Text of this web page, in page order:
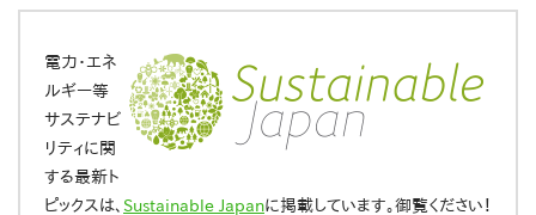
電力・エネ
ルギー等
サステナビ
リティに関
する最新ト
ピックスは、 Sustainable Japanに掲載しています。御覧ください！